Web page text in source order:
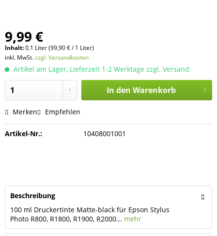
9,99 €
Inhalt:0.1 Liter (99,90 € / 1 Liter)
inkl. MwSt.zzgl. Versandkosten
Artikel am Lager, Lieferzeit 1-2 Werktage zzgl. Versand
In den Warenkorb
Merken Empfehlen
Artikel-Nr.: 10408001001
Beschreibung
100 ml Druckertinte Matte-black für Epson Stylus
Photo R800, R1800, R1900, R2000... mehr